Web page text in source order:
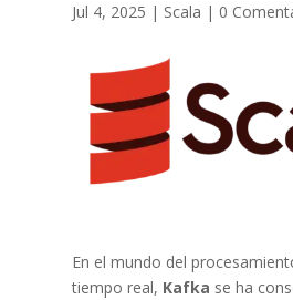
Jul 4, 2025 | Scala | 0
En el mundo del
tiempo real, Kafka se ha